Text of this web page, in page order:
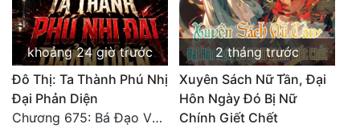
Sắc
Sủng
Thanh Xuân
Tiên Hiệp
khoảng 24 giờ trước
Đô Thị: Ta Thành Phú Nhị
Đại Phản Diện
Chương 675: Bá Đạo Vương Gia
2 tháng trước
Xuyên Sách Nữ Tần, Đại
Hôn Ngày Đó Bị Nữ
Chính Giết Chết